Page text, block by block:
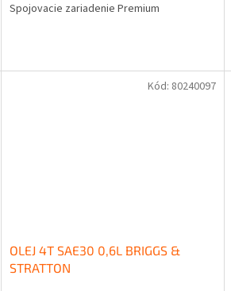
Spojovacie zariadenie Premium
OLEJ 4T SAE30 0,6L BRIGGS &
STRATTON
Kód: 80240097